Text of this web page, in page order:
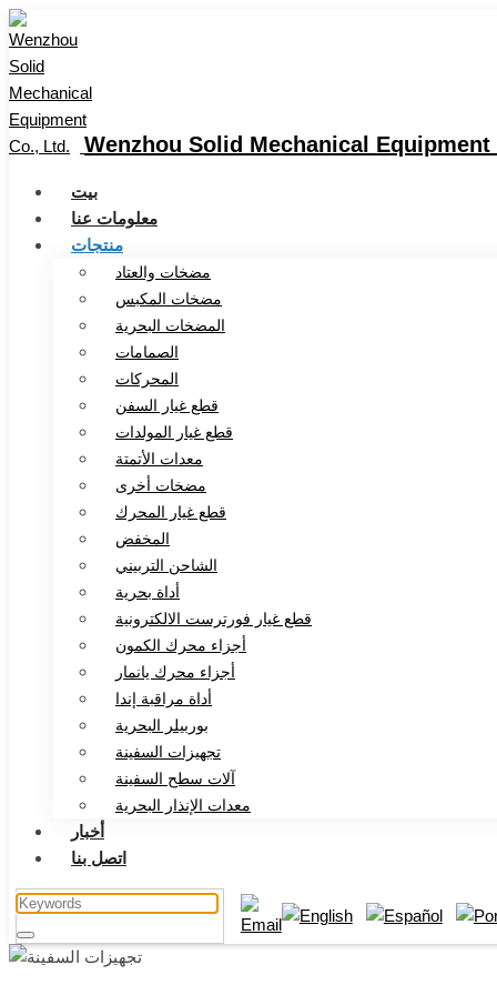
Wenzhou Solid Mechanical Equipment
بيت
معلومات عنا
منتجات
مضخات والعتاد
مضخات المكبس
المضخات البحرية
الصمامات
المحركات
قطع غيار السفن
قطع غيار المولدات
معدات الأتمتة
مضخات أخرى
قطع غيار المحرك
المخفض
الشاحن التربيني
أداة بحرية
قطع غيار فورترست الالكترونية
أجزاء محرك الكمون
أجزاء محرك يانمار
أداة مراقبة إندا
بوربيلر البحرية
تجهيزات السفينة
آلات سطح السفينة
معدات الإنذار البحرية
أخبار
اتصل بنا